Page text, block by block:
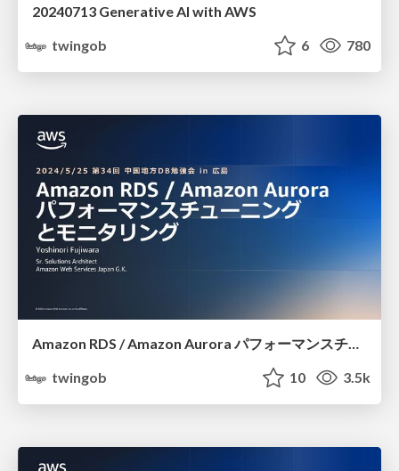
20240713 Generative AI with AWS
twingob
6 780
twingob
10 3.5k